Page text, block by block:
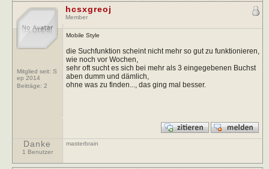
Mitglied seit: S
ep 2014
Beiträge: 2
hcsxgreoj
Member
Mobile Style
die Suchfunktion scheint nicht mehr so gut zu funktionieren,
wie noch vor Wochen,
sehr oft sucht es sich bei mehr als 3 eingegebenen Buchst
aben dumm und dämlich,
ohne was zu finden..., das ging mal besser.
Danke
1 Benutzer
masterbrain